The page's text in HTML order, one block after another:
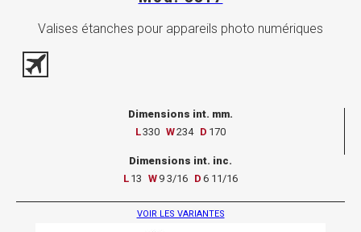
Valises étanches pour appareils photo numériques
Dimensions int. mm.
L330 W234 D 170
Dimensions int. inc.
L 13 W 9 3/16 D 6 11/16
VOIR LES VARIANTES